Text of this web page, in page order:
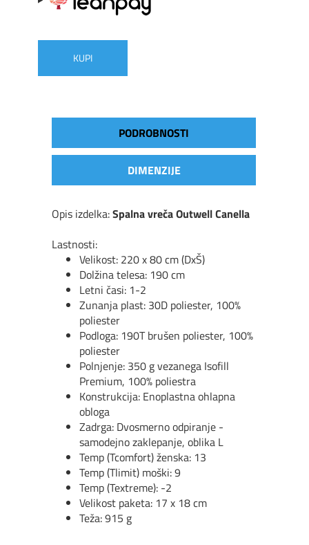
KUPI
PODROBNOSTI
DIMENZIJE
Opis izdelka:Spalna vreča Outwell Canella
Lastnosti:
Velikost: 220 x 80 cm (DxŠ)
Dolžina telesa: 190 cm
Letni časi: 1-2
Zunanja plast: 30D poliester, 100%
poliester
Podloga: 190T brušen poliester, 100%
poliester
Polnjenje: 350 g vezanega Isofill
Premium, 100% poliestra
Konstrukcija: Enoplastna ohlapna
obloga
Zadrga: Dvosmerno odpiranje -
samodejno zaklepanje, oblika L
Temp (Tcomfort) ženska: 13
Temp (Tlimit) moški: 9
Temp (Textreme): -2
Velikost paketa: 17 x 18 cm
Teža: 915 g